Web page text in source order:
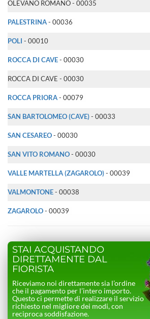
OLEVANO ROMANO - 00035
PALESTRINA- 00036
POLI - 00010
ROCCA DI CAVE- 00030
ROCCA DI CAVE - 00030
ROCCA PRIORA- 00079
SAN BARTOLOMEO (CAVE)- 00033
SAN CESAREO- 00030
SAN VITO ROMANO- 00030
VALLE MARTELLA (ZAGAROLO)- 00039
VALMONTONE- 00038
ZAGAROLO- 00039
STAI ACQUISTANDO
DIRETTAMENTE DAL
FIORISTA
Riceviamo noi direttamente sia l’ordine
che il pagamento per l’intero importo.
Questo ci permette di realizzare il servizio
richiesto nel migliore dei modi, con
reciproca soddisfazione.